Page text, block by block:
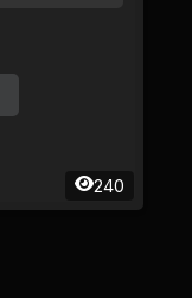
240